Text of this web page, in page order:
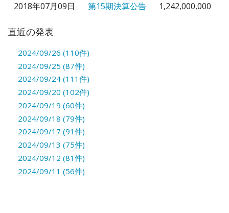
2018年07月09日 第15期決算公告 1,242,000,000
直近の発表
2024/09/26 (110件)
2024/09/25 (87件)
2024/09/24 (111件)
2024/09/20 (102件)
2024/09/19 (60件)
2024/09/18 (79件)
2024/09/17 (91件)
2024/09/13 (75件)
2024/09/12 (81件)
2024/09/11 (56件)